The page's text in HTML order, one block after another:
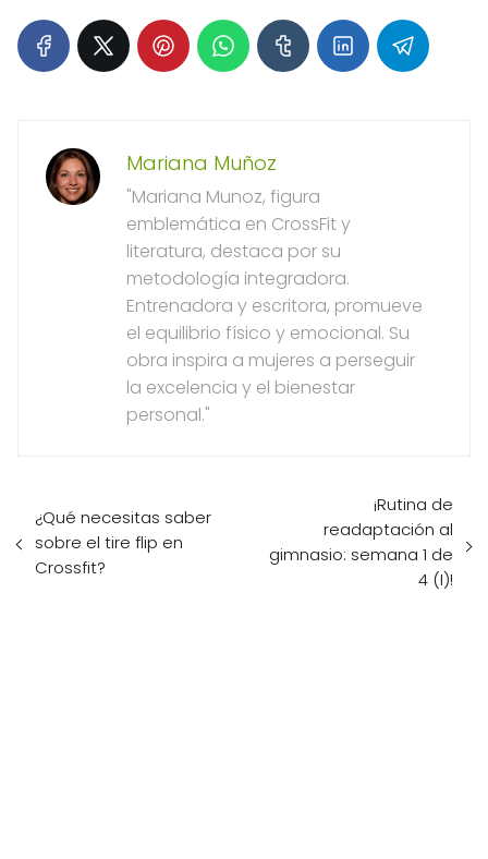
Mariana Muñoz
"Mariana Munoz, figura
emblemática en CrossFit y
literatura, destaca por su
metodología integradora.
Entrenadora y escritora, promueve
el equilibrio físico y emocional. Su
obra inspira a mujeres a perseguir
la excelencia y el bienestar
personal."
¿Qué necesitas saber
sobre el tire flip en
Crossfit?
¡Rutina de
readaptación al
gimnasio: semana 1 de
4 (I)!